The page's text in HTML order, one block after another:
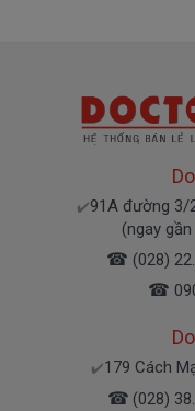
* Các trường hợp
- Sạc bị ngập
- Sạc không bị
Cam kết
Alienware
+ Không bán hàng
hưởng tới máy
✔️91A đường 3/
(ngay gần
☎ (028)
☎
✔️179 Cách
☎ (028)